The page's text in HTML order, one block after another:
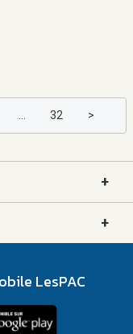
... 32 >
+
+
LesPAC